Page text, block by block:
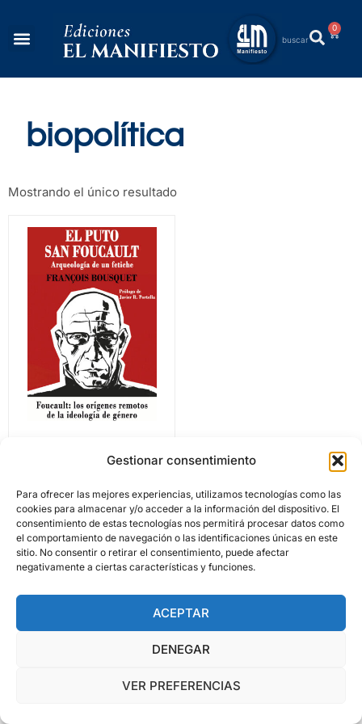
Gestionar consentimiento
Para ofrecer las mejores experiencias, utilizamos tecnologías como las
cookies para almacenar y/o acceder a la información del dispositivo. El
consentimiento de estas tecnologías nos permitirá procesar datos como
el comportamiento de navegación o las identificaciones únicas en este
sitio. No consentir o retirar el consentimiento, puede afectar
negativamente a ciertas características y funciones.
ACEPTAR
DENEGAR
VER PREFERENCIAS
0
biopolítica
Mostrando el único resultado
Documento seguridad GSPR
2024 © Todos los derechos reservados. Diseñado por Asa
Publicidad y Fotografía